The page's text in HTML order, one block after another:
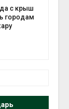
с крыш
городам